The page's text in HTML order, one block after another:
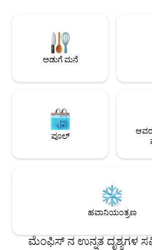
ಇನ್. ಮೇಲ್ಛಾವಣಿಯಿರುವ ಪಾರ್ಕಿಂಗ್. ಹೈ-ಸ್ಪೀಡ್
ವೈಫೈ. ಮನೆಯಲ್ಲಿ ವಾಷರ್ ಮತ್ತು ಡ್ರೈಯರ್.
ಸಾಕುಪ್ರಾಣಿಗಳಿಗೆ ಸ್ವಾಗತ, ಸಾಕುಪ್ರಾಣಿಗಳಿಗೆ
ಯಾವುದೇ ಶುಲ್ಕವಿಲ್ಲ.
ಅಡುಗೆ ಮನೆ
ಪೂಲ್
ಹವಾನಿಯಂತ್ರಣ
ಮೆಂಫಿಸ್ ನ ಉನ್ನತ ದೃಶ್ಯಗಳ